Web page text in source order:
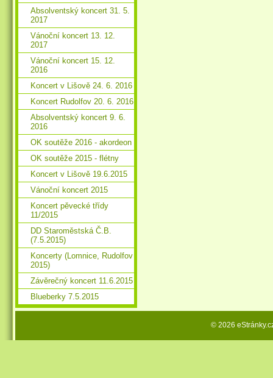
Absolventský koncert 31. 5.
2017
Vánoční koncert 13. 12.
2017
Vánoční koncert 15. 12.
2016
Koncert v Lišově 24. 6. 2016
Koncert Rudolfov 20. 6. 2016
Absolventský koncert 9. 6.
2016
OK soutěže 2016 - akordeon
OK soutěže 2015 - flétny
Koncert v Lišově 19.6.2015
Vánoční koncert 2015
Koncert pěvecké třídy
11/2015
DD Staroměstská Č.B.
(7.5.2015)
Koncerty (Lomnice, Rudolfov
2015)
Závěrečný koncert 11.6.2015
Blueberky 7.5.2015
© 2026